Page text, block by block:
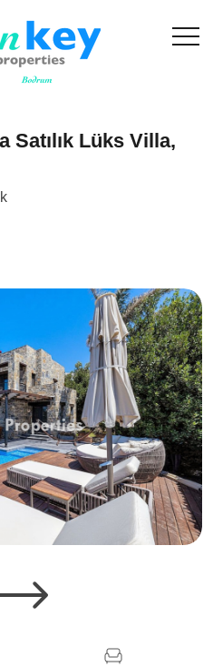
Satılık Lüks Villa,